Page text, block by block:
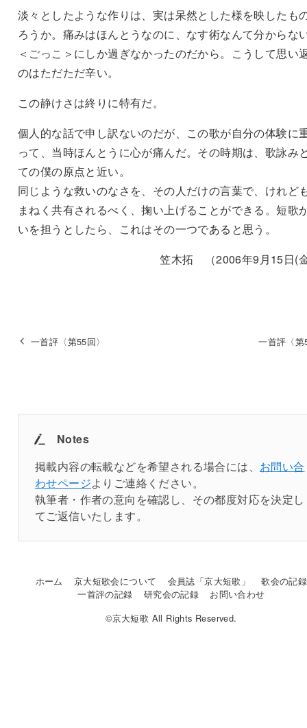
淡々としたような作りは、実は呆然とした様を映したも
ろうか。痛みはほんとうなのに、なす術なんて分からな
＜ごっこ＞にしか過ぎなかったのだから。こうして思い
のはただただ辛い。
この静けさは終りに特有だ。
個人的な話で申し訳ないのだが、この歌が自分の体験に
って、当時ほんとうに心が痛んだ。その時期は、歌詠み
ての僕の原点と近い。
同じような救いのなさを、その人だけの言葉で、けれど
まねく共有されるべく、掬い上げることができる。短歌
いを担うとしたら、これはその一つであると思う。
笠木拓 （2006年9月15日(
一首評〈第55回〉 一首評〈
Notes
掲載内容の転載などを希望される場合には、 お問い合
わせページよりご連絡ください。
執筆者・作者の意向を確認し、その都度対応を決定し
てご返信いたします。
ホーム 京大短歌会について 会員誌「京大短歌」
歌会の記録
一首評の記録
研究会の記録
お問い合わせ
©京大短歌 All Rights Reserved.